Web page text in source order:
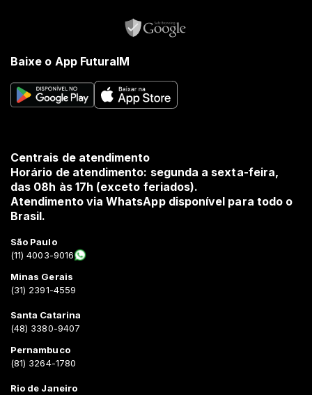
Baixe o App FuturaIM
Centrais de atendimento
Horário de atendimento: segunda a sexta-feira,
das 08h às 17h (exceto feriados).
Atendimento via WhatsApp disponível para todo o
Brasil.
São Paulo
(11) 4003-9016
Minas Gerais
(31) 2391-4559
Santa Catarina
(48) 3380-9407
Pernambuco
(81) 3264-1780
Rio de Janeiro